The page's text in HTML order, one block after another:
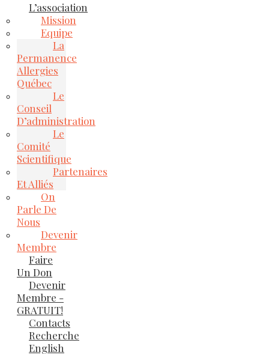
L’association
Mission
Equipe
La
Permanence
Allergies
Québec
Le
Conseil
D’administration
Le
Comité
Scientifique
Partenaires
Et Alliés
On
Parle De
Nous
Devenir
Membre
Faire
Un Don
Devenir
Membre -
GRATUIT!
Contacts
Recherche
English